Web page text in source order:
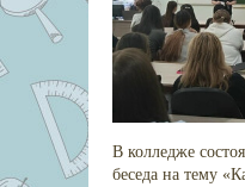
В колледже
беседа на тему